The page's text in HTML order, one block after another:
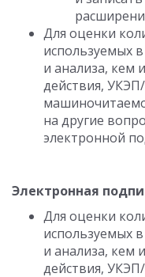
Для оценки
используемых
и анализа, кем
действия,
на другие
электронной
Электронная
Для оценки
используемых
и анализа, кем
действия,